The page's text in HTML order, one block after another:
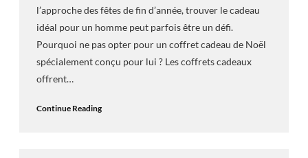
l’approche des fêtes de fin d’année, trouver le cadeau
idéal pour un homme peut parfois être un défi.
Pourquoi ne pas opter pour un coffret cadeau de Noël
spécialement conçu pour lui ? Les coffrets cadeaux
offrent…
Continue Reading